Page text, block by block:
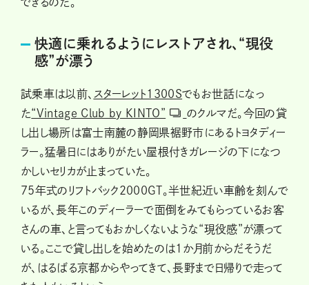
快適に乗れるようにレストアされ、“現役
感”が漂う
試乗車は以前、 スターレット1300Sでもお世話になっ
た“Vintage Club by KINTO”
のクルマだ。今回の貸
し出し場所は富士南麓の静岡県裾野市にあるトヨタディー
ラー。猛暑日にはありがたい屋根付きガレージの下になつ
かしいセリカが止まっていた。
75年式のリフトバック2000GT。半世紀近い車齢を刻んで
いるが、長年このディーラーで面倒をみてもらっているお客
さんの車、と言ってもおかしくないような“現役感”が漂って
いる。ここで貸し出しを始めたのは1か月前からだそうだ
が、はるばる京都からやってきて、長野まで日帰りで走って